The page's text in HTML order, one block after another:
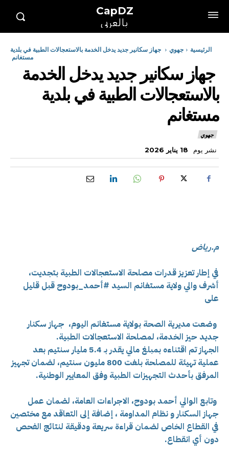
CapDZ
بالعربي
الرئيسية جهوي
جهاز سكانير جديد يدخل الخدمة بالاستعجالات الطبية في بلدية
مستغانم
جهاز سكانير جديد يدخل الخدمة
بالاستعجالات الطبية في بلدية
مستغانم
جهوي
نشر يوم 18 يناير 2026
م.رياض
في إطار تعزيز قدرات مصلحة الاستعجالات الطبية بتجديت،
أشرف والي ولاية مستغانم السيد #أحمد_بودوح قبل قليل
على
وضعت مديرية الصحة بولاية مستغانم اليوم، جهاز سكنار
جديد حيز الخدمة، لمصلحة الاستعجالات الطبية.
الجهاز تم اقتناءه بمبلغ مالي يقدر بـ 5.4 مليار سنتيم بعد
عملية تهيئة للمصلحة بلغت 800 مليون سنتيم، لضمان تجهيز
المرفق بأحدث التجهيزات الطبية وفق المعايير الوطنية.
وتابع الوالي أحمد بودوح، الاجراءات العامة، لضمان عمل
جهاز السكنار و نظام المداومة ، إضافة إلى التعاقد مع مختصين
في القطاع الخاص لضمان قراءة سريعة ودقيقة لنتائج الفحص
دون أي انقطاع.